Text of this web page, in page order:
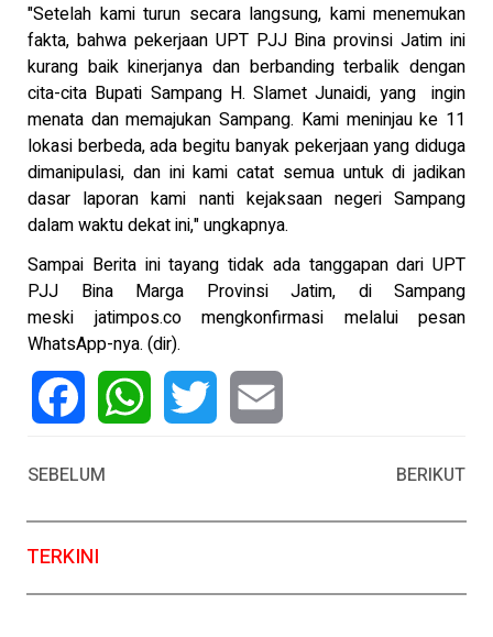
"Setelah kami turun secara langsung, kami menemukan
fakta, bahwa pekerjaan UPT PJJ Bina provinsi Jatim ini
kurang baik kinerjanya dan berbanding terbalik dengan
cita-cita Bupati Sampang H. Slamet Junaidi, yang ingin
menata dan memajukan Sampang. Kami meninjau ke 11
lokasi berbeda, ada begitu banyak pekerjaan yang diduga
dimanipulasi, dan ini kami catat semua untuk di jadikan
dasar laporan kami nanti kejaksaan negeri Sampang
dalam waktu dekat ini," ungkapnya.
Sampai Berita ini tayang tidak ada tanggapan dari UPT
PJJ Bina Marga Provinsi Jatim, di Sampang
meski jatimpos.co mengkonfirmasi melalui pesan
WhatsApp-nya. (dir).
SEBELUM
BERIKUT
TERKINI